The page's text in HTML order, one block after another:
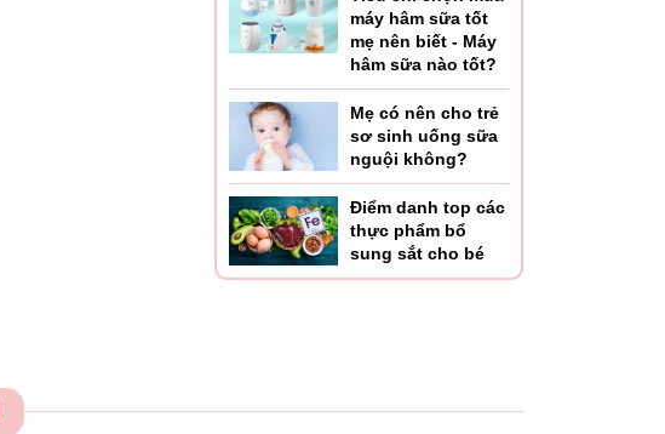
máy hâm sữa tốt
mẹ nên biết - Máy
hâm sữa nào tốt?
Mẹ có nên cho trẻ
sơ sinh uống sữa
nguội không?
Điểm danh top các
thực phẩm bổ
sung sắt cho bé